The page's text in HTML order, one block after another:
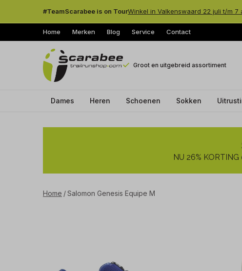
#TeamScarabee is on TourWinkel in Valkenswaard 22 juli t/m 7
Home Merken Blog Service Contact
Groot en uitgebreid assortiment
Dames Heren Schoenen Sokken
Salomon
Equipe
NU 26%
Home Salomon Genesis Equipe M